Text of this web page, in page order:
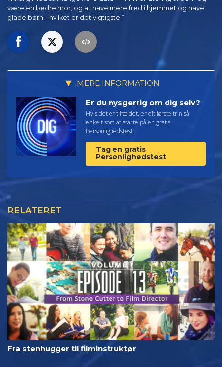
være en bedre mor, og at have mere fred i hjemmet og have
glade børn – hvilket er det vigtigste.”
MERE INFORMATION
Er du nysgerrig om dig selv?
Hvis det er tilfældet, er dit første trin så
enkelt som at starte på en gratis
Personlighedstest.
Tag en gratis
Personlighedstest
RELATERET
Fra stenhugger til filminstruktør